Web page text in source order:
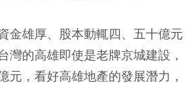
金雄厚、股本動輒四、五十億元
灣的高雄即使是老牌京城建設，
元，看好高雄地產的發展潛力，